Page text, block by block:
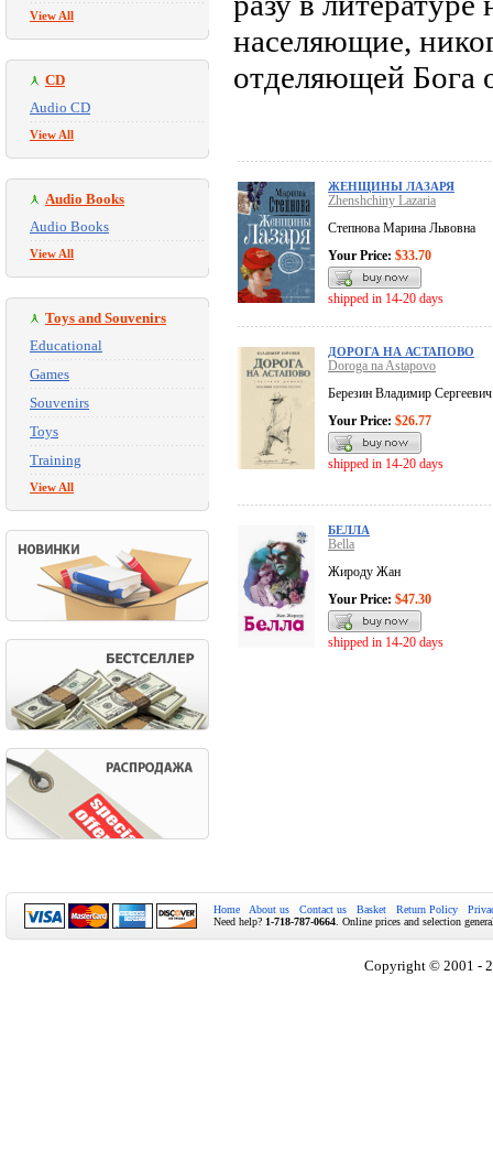
View All
CD
Audio CD
View All
Audio Books
Audio Books
View All
Toys and Souvenirs
Educational
Games
Souvenirs
Toys
Training
View All
населяющие,
отделяющей Бога
ЖЕНЩИНЫ ЛАЗАРЯ
Zhenshchiny Lazaria
Степнова Марина Львовна
Your Price: $33.70
shipped in 14-20 days
ДОРОГА НА АСТАПОВО
Doroga na Astapovo
Березин Владимир Сергеевич
Your Price: $26.77
shipped in 14-20 days
БЕЛЛА
Bella
Жироду Жан
Your Price: $47.30
shipped in 14-20 days
Home About us Contact us Basket Return Policy
Need help? 1-718-787-0664 . Online prices and selection
Copyright © 2001 -